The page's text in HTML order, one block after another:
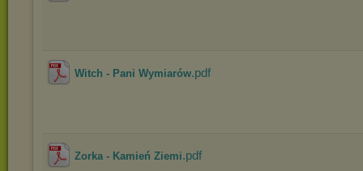
Witch - Pani Wymiarów.pdf
Zorka - Kamień Ziemi.pdf